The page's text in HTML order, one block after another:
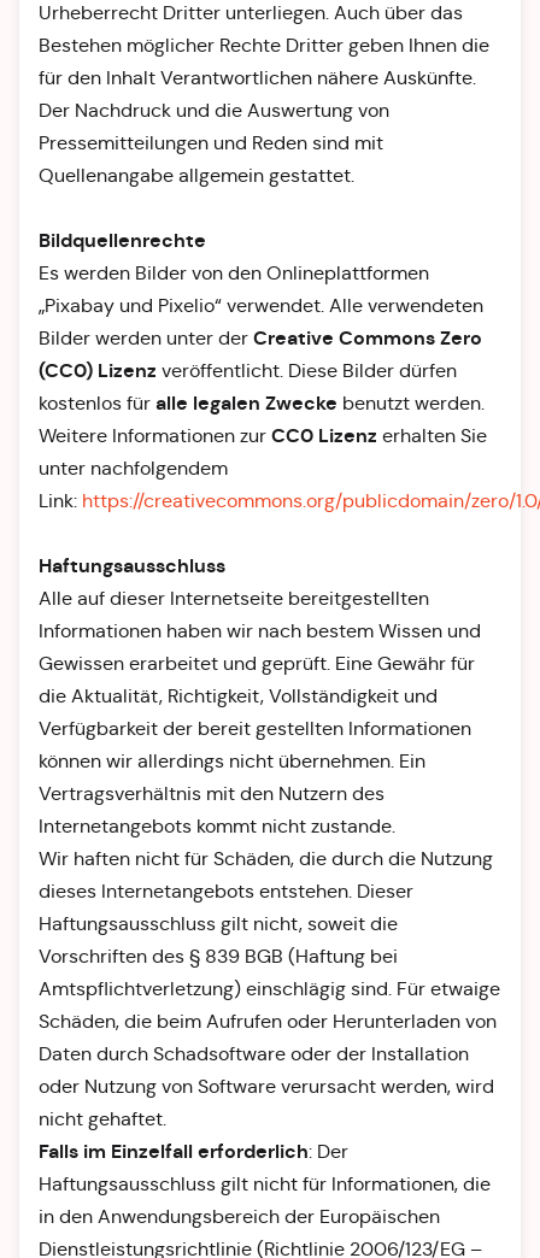
Urheberrecht Dritter unterliegen. Auch über das
Bestehen möglicher Rechte Dritter geben Ihnen die
für den Inhalt Verantwortlichen nähere Auskünfte.
Der Nachdruck und die Auswertung von
Pressemitteilungen und Reden sind mit
Quellenangabe allgemein gestattet.
Bildquellenrechte
Es werden Bilder von den Onlineplattformen
„Pixabay und Pixelio“ verwendet. Alle verwendeten
Bilder werden unter der Creative Commons Zero
(CC0) Lizenz veröffentlicht. Diese Bilder dürfen
kostenlos für alle legalen Zwecke benutzt werden.
Weitere Informationen zur CC0 Lizenz erhalten Sie
unter nachfolgendem
Link: https://creativecommons.org/publicdomain/zero/
Haftungsausschluss
Alle auf dieser Internetseite bereitgestellten
Informationen haben wir nach bestem Wissen und
Gewissen erarbeitet und geprüft. Eine Gewähr für
die Aktualität, Richtigkeit, Vollständigkeit und
Verfügbarkeit der bereit gestellten Informationen
können wir allerdings nicht übernehmen. Ein
Vertragsverhältnis mit den Nutzern des
Internetangebots kommt nicht zustande.
Wir haften nicht für Schäden, die durch die Nutzung
dieses Internetangebots entstehen. Dieser
Haftungsausschluss gilt nicht, soweit die
Vorschriften des § 839 BGB (Haftung bei
Amtspflichtverletzung) einschlägig sind. Für etwaige
Schäden, die beim Aufrufen oder Herunterladen von
Daten durch Schadsoftware oder der Installation
oder Nutzung von Software verursacht werden, wird
nicht gehaftet.
Falls im Einzelfall erforderlich: Der
Haftungsausschluss gilt nicht für Informationen, die
in den Anwendungsbereich der Europäischen
Dienstleistungsrichtlinie (Richtlinie 2006/123/EG –